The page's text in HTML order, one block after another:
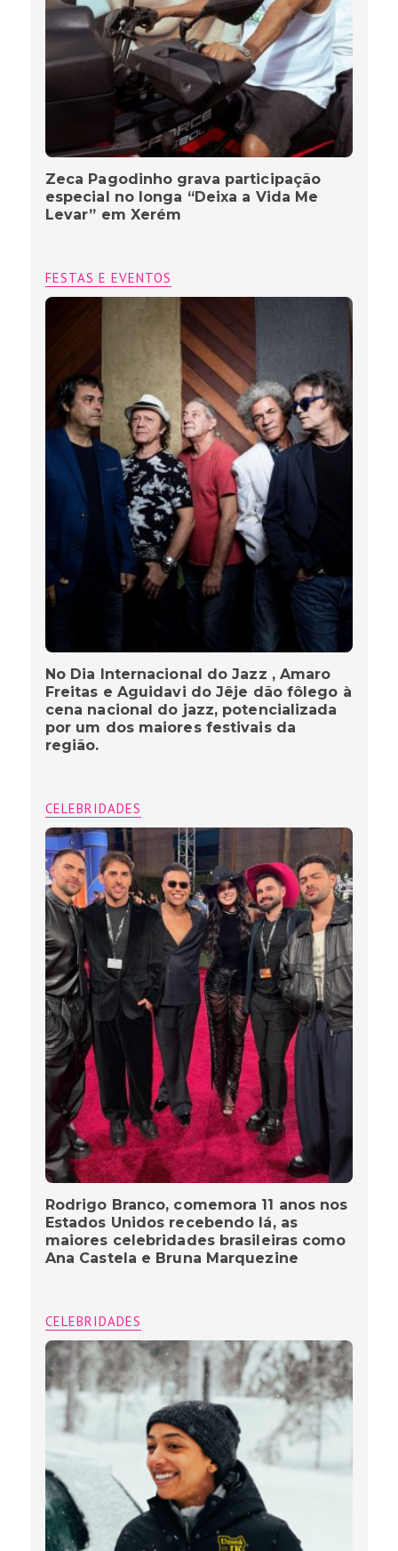
Zeca Pagodinho grava participação
especial no longa “Deixa a Vida Me
Levar” em Xerém
FESTAS E EVENTOS
No Dia Internacional do Jazz , Amaro
Freitas e Aguidavi do Jêje dão fôlego à
cena nacional do jazz, potencializada
por um dos maiores festivais da
região.
CELEBRIDADES
Rodrigo Branco, comemora 11 anos nos
Estados Unidos recebendo lá, as
maiores celebridades brasileiras como
Ana Castela e Bruna Marquezine
CELEBRIDADES